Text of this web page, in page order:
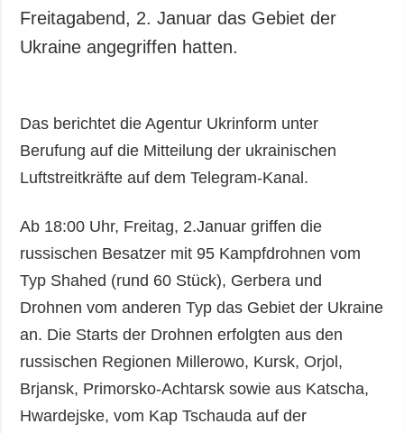
Freitagabend, 2. Januar das Gebiet der
Ukraine angegriffen hatten.
Das berichtet die Agentur Ukrinform unter
Berufung auf die Mitteilung der ukrainischen
Luftstreitkräfte auf dem Telegram-Kanal.
Ab 18:00 Uhr, Freitag, 2.Januar griffen die
russischen Besatzer mit 95 Kampfdrohnen vom
Typ Shahed (rund 60 Stück), Gerbera und
Drohnen vom anderen Typ das Gebiet der Ukraine
an. Die Starts der Drohnen erfolgten aus den
russischen Regionen Millerowo, Kursk, Orjol,
Brjansk, Primorsko-Achtarsk sowie aus Katscha,
Hwardejske, vom Kap Tschauda auf der